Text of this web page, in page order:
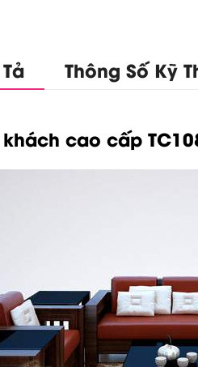
Thông Số Kỹ
cao cấp